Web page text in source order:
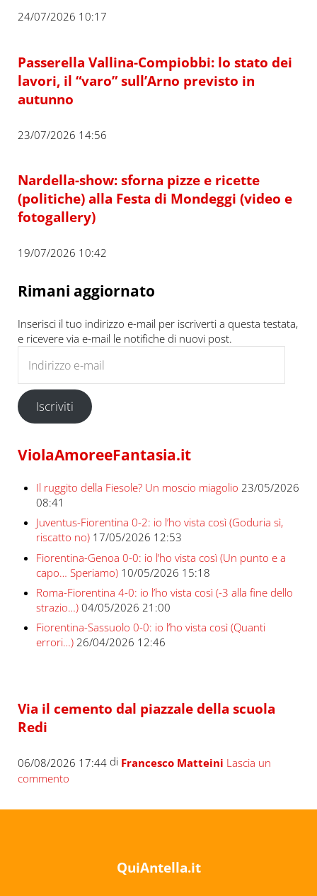
24/07/2026 10:17
Passerella Vallina-Compiobbi: lo stato dei
lavori, il “varo” sull’Arno previsto in
autunno
23/07/2026 14:56
Nardella-show: sforna pizze e ricette
(politiche) alla Festa di Mondeggi (video e
fotogallery)
19/07/2026 10:42
Rimani aggiornato
Inserisci il tuo indirizzo e-mail per iscriverti a questa testata,
e ricevere via e-mail le notifiche di nuovi post.
Iscriviti
ViolaAmoreeFantasia.it
Il ruggito della Fiesole? Un moscio miagolio 23/05/2026
08:41
Juventus-Fiorentina 0-2: io l’ho vista così (Goduria sì,
riscatto no) 17/05/2026 12:53
Fiorentina-Genoa 0-0: io l’ho vista così (Un punto e a
capo… Speriamo) 10/05/2026 15:18
Roma-Fiorentina 4-0: io l’ho vista così (-3 alla fine dello
strazio…) 04/05/2026 21:00
Fiorentina-Sassuolo 0-0: io l’ho vista così (Quanti
errori…) 26/04/2026 12:46
Via il cemento dal piazzale della scuola
Redi
06/08/2026 17:44di Francesco Matteini Lascia un
commento
QuiAntella.it